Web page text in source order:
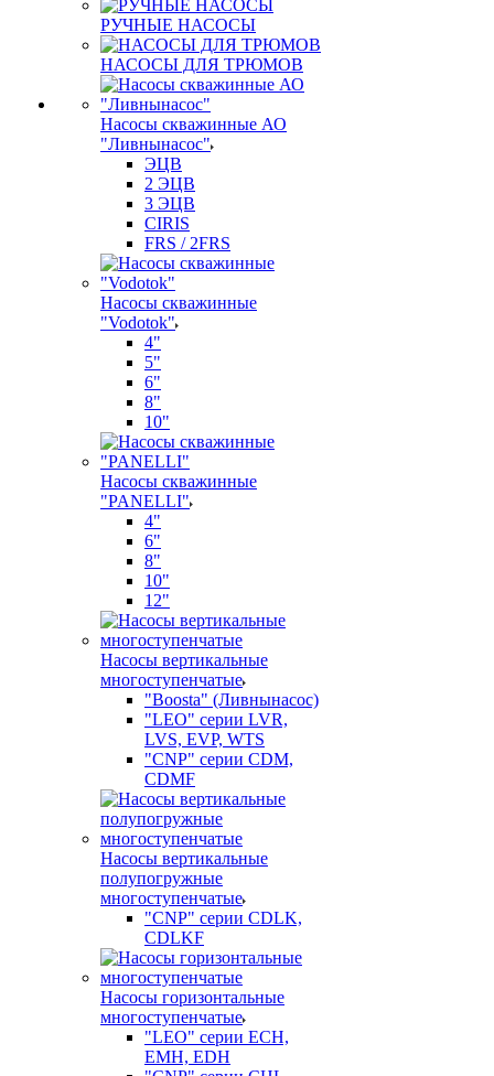
РУЧНЫЕ НАСОСЫ
НАСОСЫ ДЛЯ ТРЮМОВ
Насосы скважинные АО
"Ливнынасос"
ЭЦВ
2 ЭЦВ
3 ЭЦВ
CIRIS
FRS / 2FRS
Насосы скважинные
"Vodotok"
4"
5"
6"
8"
10"
Насосы скважинные
"PANELLI"
4"
6"
8"
10"
12"
Насосы вертикальные
многоступенчатые
"Boosta" (Ливнынасос)
"LEO" серии LVR,
LVS, EVP, WTS
"CNP" серии CDM,
CDMF
Насосы вертикальные
полупогружные
многоступенчатые
"CNP" серии CDLK,
CDLKF
Насосы горизонтальные
многоступенчатые
"LEO" серии ECH,
EMH, EDH